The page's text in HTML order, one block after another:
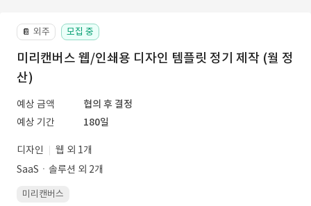
📔 외주 모집 중
미리캔버스 웹/인쇄용 디자인 템플릿 정기 제작 (월 정
산)
예상 금액
협의 후 결정
예상 기간
180일
디자인
웹 외 1개
SaaSㆍ솔루션 외 2개
미리캔버스